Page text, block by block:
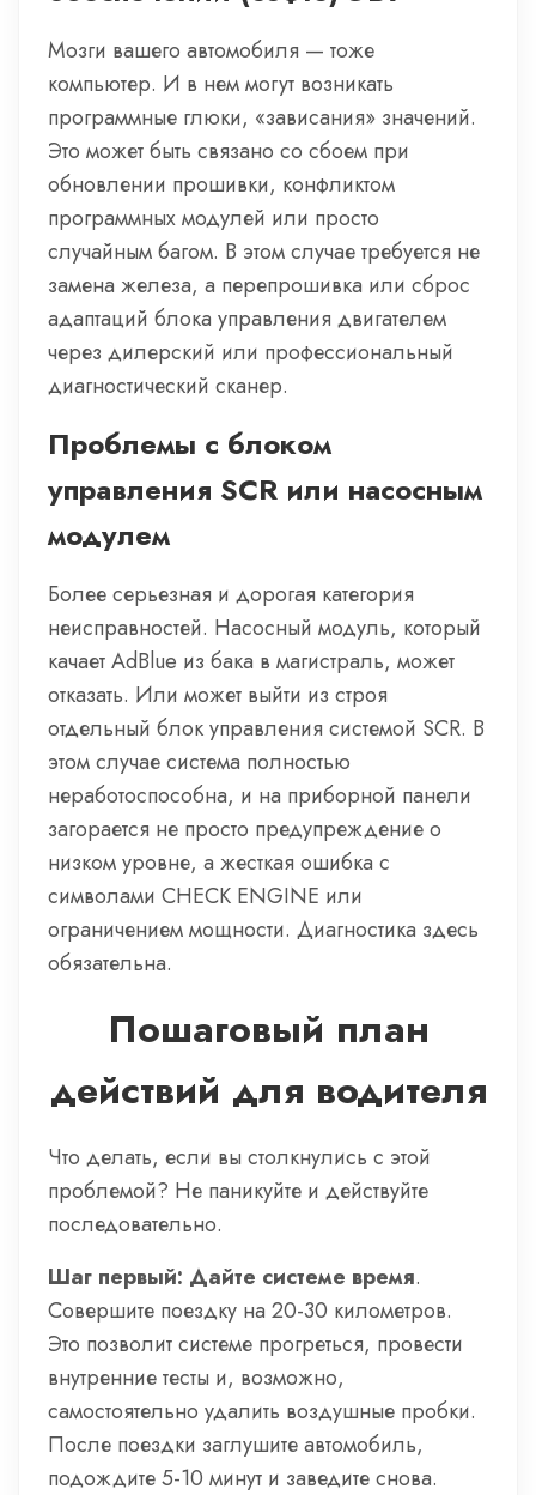
Мозги вашего автомобиля — тоже
компьютер. И в нем могут возникать
программные глюки, «зависания» значений.
Это может быть связано со сбоем при
обновлении прошивки, конфликтом
программных модулей или просто
случайным багом. В этом случае требуется не
замена железа, а перепрошивка или сброс
адаптаций блока управления двигателем
через дилерский или профессиональный
диагностический сканер.
Проблемы с блоком
управления SCR или насосным
модулем
Более серьезная и дорогая категория
неисправностей. Насосный модуль, который
качает AdBlue из бака в магистраль, может
отказать. Или может выйти из строя
отдельный блок управления системой SCR. В
этом случае система полностью
неработоспособна, и на приборной панели
загорается не просто предупреждение о
низком уровне, а жесткая ошибка с
символами CHECK ENGINE или
ограничением мощности. Диагностика здесь
обязательна.
Пошаговый план
действий для водителя
Что делать, если вы столкнулись с этой
проблемой? Не паникуйте и действуйте
последовательно.
Шаг первый: Дайте системе время.
Совершите поездку на 20-30 километров.
Это позволит системе прогреться, провести
внутренние тесты и, возможно,
самостоятельно удалить воздушные пробки.
После поездки заглушите автомобиль,
подождите 5-10 минут и заведите снова.